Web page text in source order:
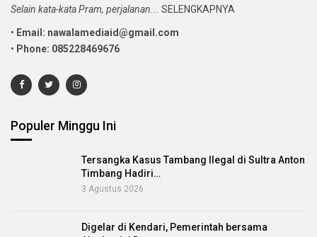
Selain kata-kata Pram, perjalanan... SELENGKAPNYA
• Email: nawalamediaid@gmail.com
• Phone: 085228469676
Populer Minggu Ini
Tersangka Kasus Tambang Ilegal di Sultra Anton
Timbang Hadiri…
3 Agustus 2026
Digelar di Kendari, Pemerintah bersama